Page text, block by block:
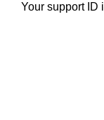
Your support ID